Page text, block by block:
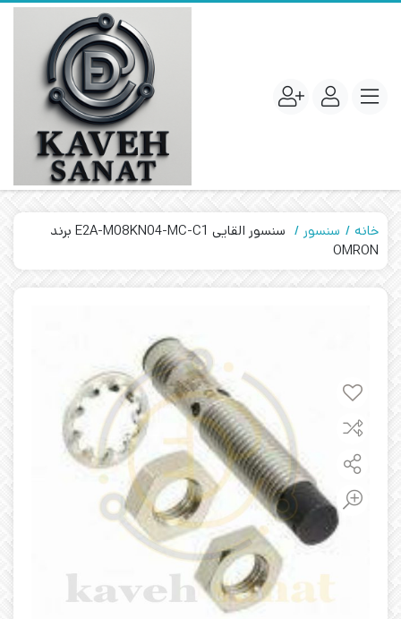
خانه سنسور
سنسور القایی E2A-M08KN04-MC-C1 برند
OMRON